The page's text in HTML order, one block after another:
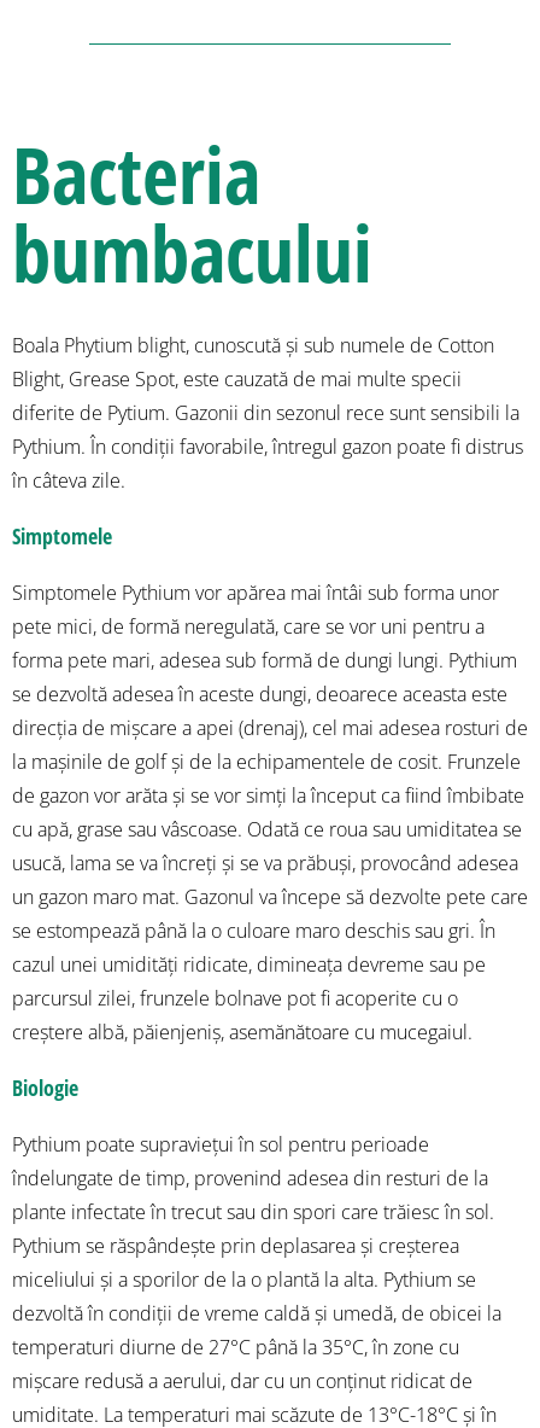
Bacteria
bumbacului
Boala Phytium blight, cunoscută și sub numele de Cotton
Blight, Grease Spot, este cauzată de mai multe specii
diferite de Pytium. Gazonii din sezonul rece sunt sensibili la
Pythium. În condiții favorabile, întregul gazon poate fi distrus
în câteva zile.
Simptomele
Simptomele Pythium vor apărea mai întâi sub forma unor
pete mici, de formă neregulată, care se vor uni pentru a
forma pete mari, adesea sub formă de dungi lungi. Pythium
se dezvoltă adesea în aceste dungi, deoarece aceasta este
direcția de mișcare a apei (drenaj), cel mai adesea rosturi de
la mașinile de golf și de la echipamentele de cosit. Frunzele
de gazon vor arăta și se vor simți la început ca fiind îmbibate
cu apă, grase sau vâscoase. Odată ce roua sau umiditatea se
usucă, lama se va încreți și se va prăbuși, provocând adesea
un gazon maro mat. Gazonul va începe să dezvolte pete care
se estompează până la o culoare maro deschis sau gri. În
cazul unei umidități ridicate, dimineața devreme sau pe
parcursul zilei, frunzele bolnave pot fi acoperite cu o
creștere albă, păienjeniș, asemănătoare cu mucegaiul.
Biologie
Pythium poate supraviețui în sol pentru perioade
îndelungate de timp, provenind adesea din resturi de la
plante infectate în trecut sau din spori care trăiesc în sol.
Pythium se răspândește prin deplasarea și creșterea
miceliului și a sporilor de la o plantă la alta. Pythium se
dezvoltă în condiții de vreme caldă și umedă, de obicei la
temperaturi diurne de 27°C până la 35°C, în zone cu
mișcare redusă a aerului, dar cu un conținut ridicat de
umiditate. La temperaturi mai scăzute de 13°C-18°C și în